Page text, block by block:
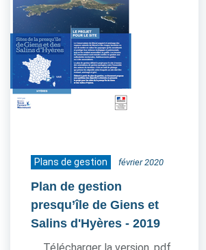
Plans de gestion février 2020
Plan de gestion
presqu’île de Giens et
Salins d'Hyères - 2019